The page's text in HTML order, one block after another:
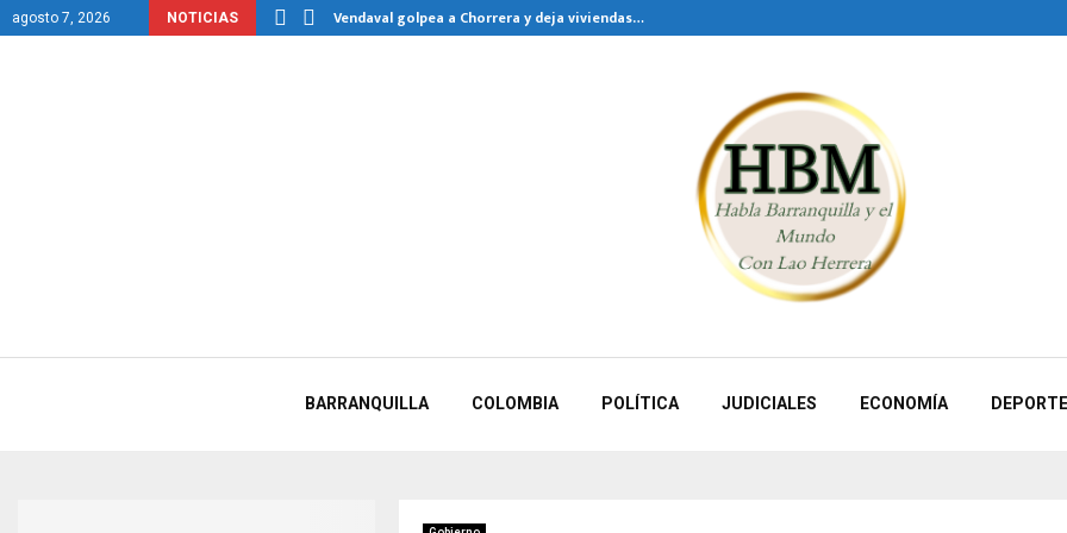
agosto 7, 2026 NOTICIAS
del… Vendaval golpea a Chorrera y deja viviendas…
BARRANQUILLA COLOMBIA POLÍTICA JUDICIALES ECONOMÍA